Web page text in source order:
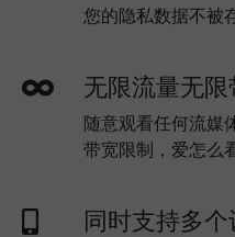
您的隐私数据不被
无限流量无限
随意观看任何流媒
带宽限制，爱怎么
同时支持多个